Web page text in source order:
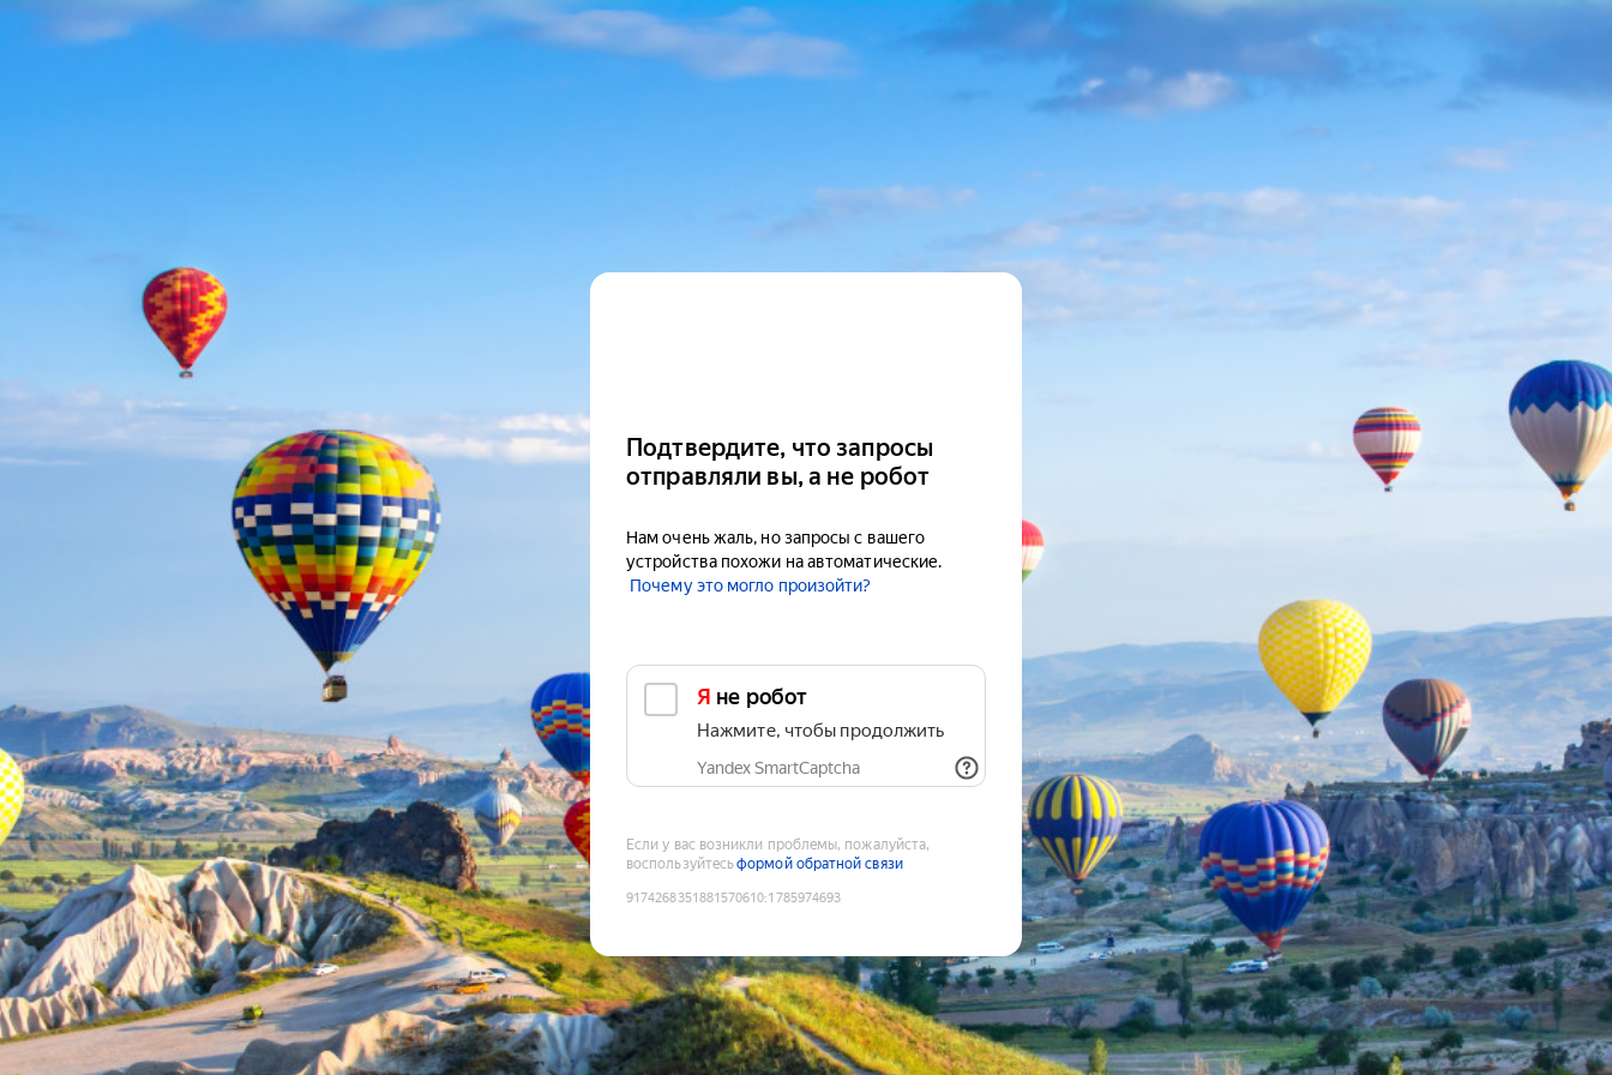
Подтвердите, что запросы
отправляли вы, а не робот
Нам очень жаль, но запросы с вашего
устройства похожи на автоматические.
Почему это могло произойти?
Я не робот
Нажмите, чтобы продолжить
Yandex SmartCaptcha
Если у вас возникли проблемы, пожалуйста,
воспользуйтесьформой обратной связи
9174268351881570610:1785974693